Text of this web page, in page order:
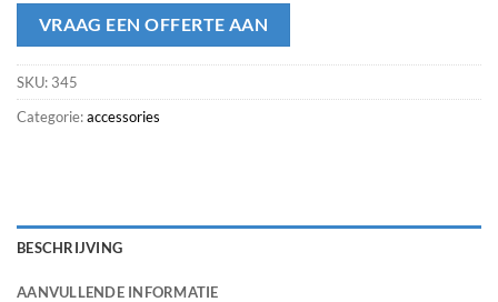
VRAAG EEN OFFERTE AAN
SKU: 345
Categorie:accessories
BESCHRIJVING
AANVULLENDE INFORMATIE